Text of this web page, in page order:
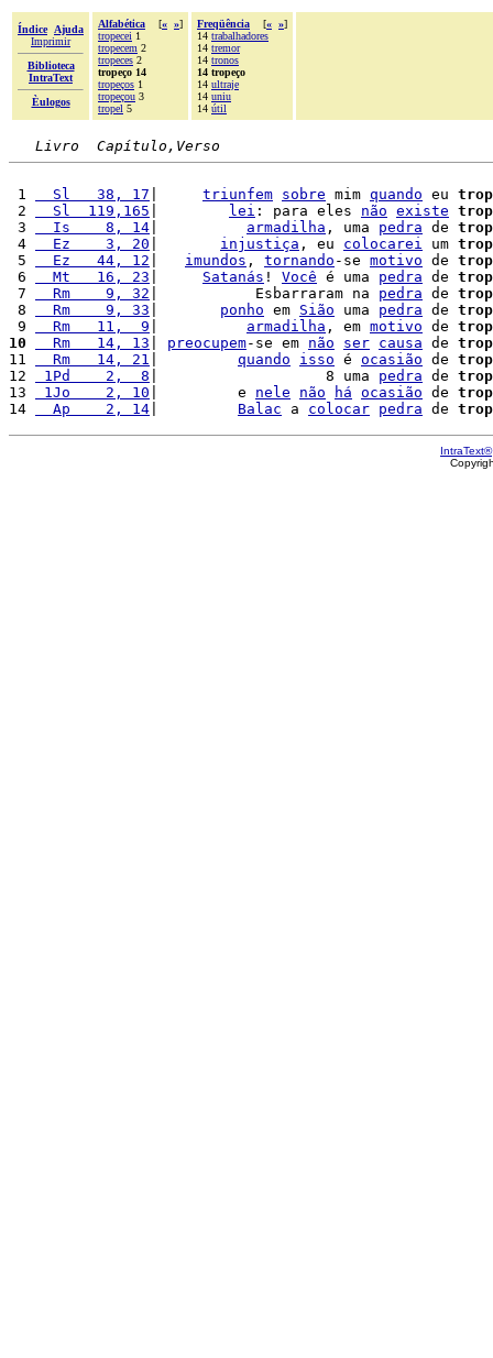
Índice
Ajuda
Imprimir
Biblioteca
IntraText
Èulogos
Alfabética [« »]
tropecei 1
tropecem 2
tropeces 2
tropeço 14
tropeços 1
tropeçou 3
tropel 5
Freqüência [« »]
14 trabalhadores
14 tremor
14 tronos
14 tropeço
14 ultraje
14 uniu
14 útil
Livro  Capítulo,Verso
1
  Sl   38, 17
triunfem sobre mim quando eu
2
  Sl  119,165
lei : para eles não existe
3
  Is    8, 14
armadilha , uma pedra de
4
  Ez    3, 20
injustiça , eu colocarei um
5
  Ez   44, 12
imundos , tornando -se motivo de
6
  Mt   16, 23
Satanás ! Você é uma pedra de
7
  Rm    9, 32
|           Esbarraram na pedra de
8
  Rm    9, 33
ponho em Sião uma pedra de
9
  Rm   11,  9
armadilha , em motivo de
10
  Rm   14, 13
preocupem-se em não ser causa de
11
  Rm   14, 21
quando isso é ocasião de
12
1Pd    2,  8 |                   8 uma pedra de
13
1Jo    2, 10 |         e nele não há ocasião de
14
  Ap    2, 14
Balac a colocar pedra de
IntraText®